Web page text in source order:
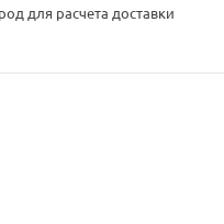
для расчета доставки